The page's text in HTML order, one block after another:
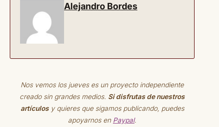
Alejandro Bordes
Nos vemos los jueves es un proyecto independiente
creado sin grandes medios. Si disfrutas de nuestros
artículosy quieres que sigamos publicando, puedes
apoyarnos en Paypal.